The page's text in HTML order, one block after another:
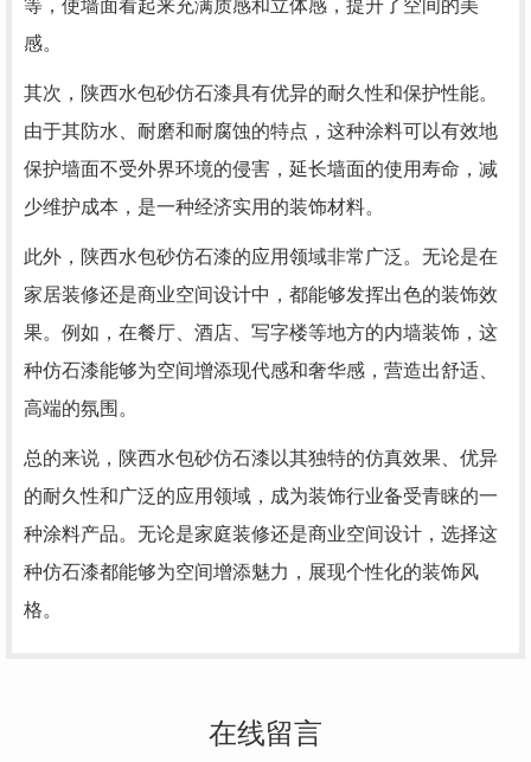
等，使墙面看起来充满质感和立体感，提升了空间的美
感。
其次，陕西水包砂仿石漆具有优异的耐久性和保护性能。
由于其防水、耐磨和耐腐蚀的特点，这种涂料可以有效地
保护墙面不受外界环境的侵害，延长墙面的使用寿命，减
少维护成本，是一种经济实用的装饰材料。
此外，陕西水包砂仿石漆的应用领域非常广泛。无论是在
家居装修还是商业空间设计中，都能够发挥出色的装饰效
果。例如，在餐厅、酒店、写字楼等地方的内墙装饰，这
种仿石漆能够为空间增添现代感和奢华感，营造出舒适、
高端的氛围。
总的来说，陕西水包砂仿石漆以其独特的仿真效果、优异
的耐久性和广泛的应用领域，成为装饰行业备受青睐的一
种涂料产品。无论是家庭装修还是商业空间设计，选择这
种仿石漆都能够为空间增添魅力，展现个性化的装饰风
格。
在线留言